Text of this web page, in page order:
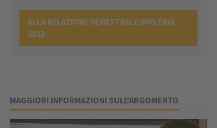
ALLA RELAZIONE SEMESTRALE IMPLENIA
2023
MAGGIORI INFORMAZIONI SULL'ARGOMENTO